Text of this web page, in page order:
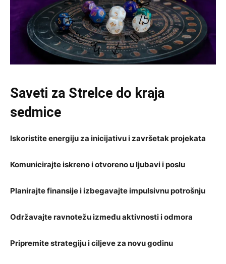
Saveti za Strelce do kraja
sedmice
Iskoristite energiju za inicijativu i završetak projekata
Komunicirajte iskreno i otvoreno u ljubavi i poslu
Planirajte finansije i izbegavajte impulsivnu potrošnju
Održavajte ravnotežu između aktivnosti i odmora
Pripremite strategiju i ciljeve za novu godinu